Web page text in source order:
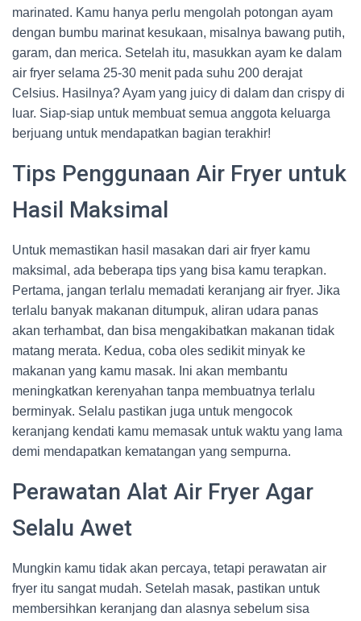
marinated. Kamu hanya perlu mengolah potongan ayam
dengan bumbu marinat kesukaan, misalnya bawang putih,
garam, dan merica. Setelah itu, masukkan ayam ke dalam
air fryer selama 25-30 menit pada suhu 200 derajat
Celsius. Hasilnya? Ayam yang juicy di dalam dan crispy di
luar. Siap-siap untuk membuat semua anggota keluarga
berjuang untuk mendapatkan bagian terakhir!
Tips Penggunaan Air Fryer untuk
Hasil Maksimal
Untuk memastikan hasil masakan dari air fryer kamu
maksimal, ada beberapa tips yang bisa kamu terapkan.
Pertama, jangan terlalu memadati keranjang air fryer. Jika
terlalu banyak makanan ditumpuk, aliran udara panas
akan terhambat, dan bisa mengakibatkan makanan tidak
matang merata. Kedua, coba oles sedikit minyak ke
makanan yang kamu masak. Ini akan membantu
meningkatkan kerenyahan tanpa membuatnya terlalu
berminyak. Selalu pastikan juga untuk mengocok
keranjang kendati kamu memasak untuk waktu yang lama
demi mendapatkan kematangan yang sempurna.
Perawatan Alat Air Fryer Agar
Selalu Awet
Mungkin kamu tidak akan percaya, tetapi perawatan air
fryer itu sangat mudah. Setelah masak, pastikan untuk
membersihkan keranjang dan alasnya sebelum sisa